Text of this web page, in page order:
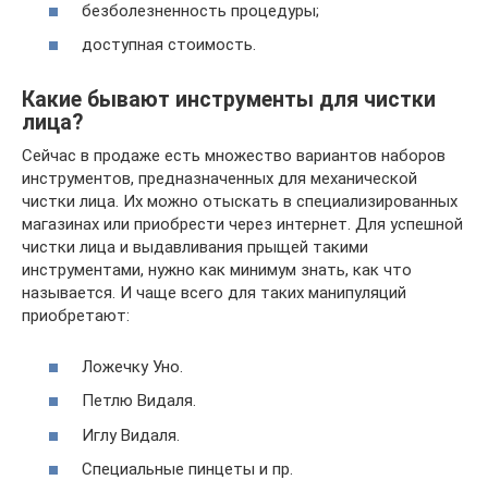
безболезненность процедуры;
доступная стоимость.
Какие бывают инструменты для чистки
лица?
Сейчас в продаже есть множество вариантов наборов
инструментов, предназначенных для механической
чистки лица. Их можно отыскать в специализированных
магазинах или приобрести через интернет. Для успешной
чистки лица и выдавливания прыщей такими
инструментами, нужно как минимум знать, как что
называется. И чаще всего для таких манипуляций
приобретают:
Ложечку Уно.
Петлю Видаля.
Иглу Видаля.
Специальные пинцеты и пр.